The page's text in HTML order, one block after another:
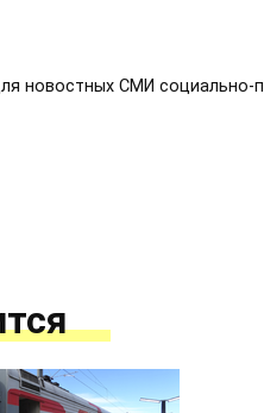
новостных СМИ социально-